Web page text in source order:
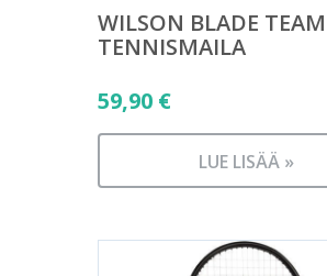
WILSON BLADE
TENNISMAILA
59,90 €
LUE LISÄÄ »